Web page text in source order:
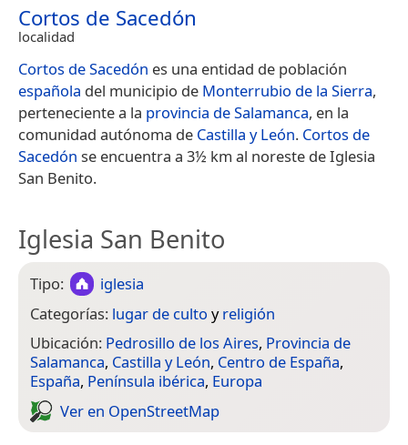
Cortos de Sacedón
localidad
Cortos de Sacedón es una entidad de población
española del municipio de Monterrubio de la Sierra,
perteneciente a la provincia de Salamanca, en la
comunidad autónoma de Castilla y León. Cortos de
Sacedón se encuentra a 3½ km al noreste de Iglesia
San Benito.
Iglesia San Benito
Tipo:
iglesia
Categorías: lugar de culto yreligión
Ubicación: Pedrosillo de los Aires, Provincia de
Salamanca, Castilla y León, Centro de España,
España, Península ibérica, Europa
Ver en Open­Street­Map